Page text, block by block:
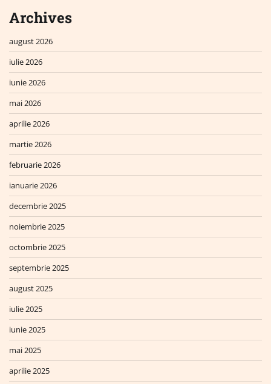
Archives
august 2026
iulie 2026
iunie 2026
mai 2026
aprilie 2026
martie 2026
februarie 2026
ianuarie 2026
decembrie 2025
noiembrie 2025
octombrie 2025
septembrie 2025
august 2025
iulie 2025
iunie 2025
mai 2025
aprilie 2025